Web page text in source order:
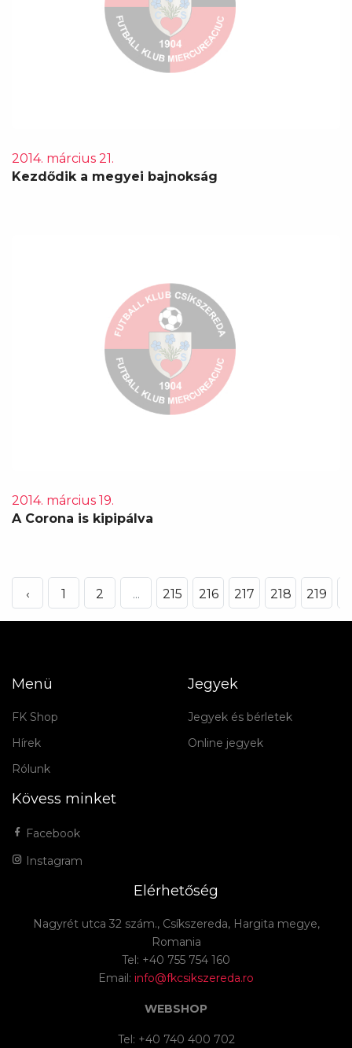
2014. március 21.
Kezdődik a megyei bajnokság
2014. március 19.
A Corona is kipipálva
‹ 1 2 ... 215 216 217 218 219
Menü
FK Shop
Hírek
Rólunk
Jegyek
Jegyek és bérletek
Online jegyek
Kövess minket
Facebook
Instagram
Elérhetőség
Nagyrét utca 32 szám., Csíkszereda, Hargita megye,
Romania
Tel: +40 755 754 160
Email: info@fkcsikszereda.ro
WEBSHOP
Tel: +40 740 400 702